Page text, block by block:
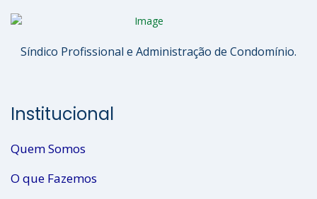
Síndico Profissional e Administração de Condomínio.
Institucional
Quem Somos
O que Fazemos